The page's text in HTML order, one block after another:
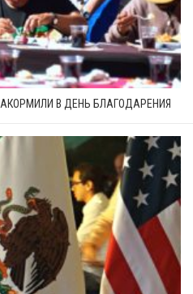
В ДЕНЬ БЛАГОДАРЕНИЯ